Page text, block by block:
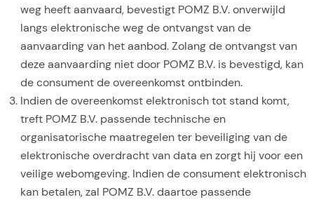
weg heeft aanvaard, bevestigt POMZ B.V. onverwijld
langs elektronische weg de ontvangst van de
aanvaarding van het aanbod. Zolang de ontvangst van
deze aanvaarding niet door POMZ B.V. is bevestigd, kan
de consument de overeenkomst ontbinden.
Indien de overeenkomst elektronisch tot stand komt,
treft POMZ B.V. passende technische en
organisatorische maatregelen ter beveiliging van de
elektronische overdracht van data en zorgt hij voor een
veilige webomgeving. Indien de consument elektronisch
kan betalen, zal POMZ B.V. daartoe passende